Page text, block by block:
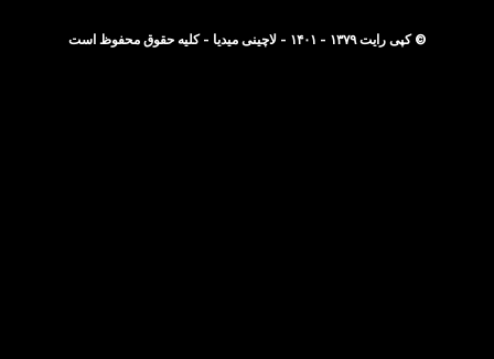
© کپی رایت ۱۳۷۹ - ۱۴۰۱ - لاچینی میدیا - کلیه حقوق محفوظ است